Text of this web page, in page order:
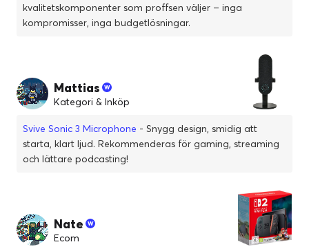
kvalitetskomponenter som proffsen väljer – inga
kompromisser, inga budgetlösningar.
Mattias
Kategori & Inköp
Svive Sonic 3 Microphone - Snygg design, smidig att
starta, klart ljud. Rekommenderas för gaming, streaming
och lättare podcasting!
Nate
Ecom